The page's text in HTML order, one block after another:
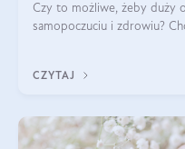
Czy to możliwe, żeby duży
samopoczuciu i zdrowiu?
wyjaśnimy.
CZYTAJ